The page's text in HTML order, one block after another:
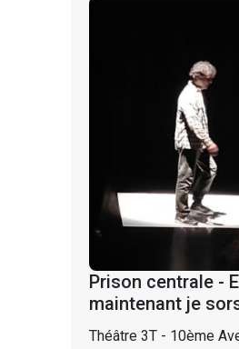
Prison centrale -
maintenant je
Théâtre 3T - 10ème